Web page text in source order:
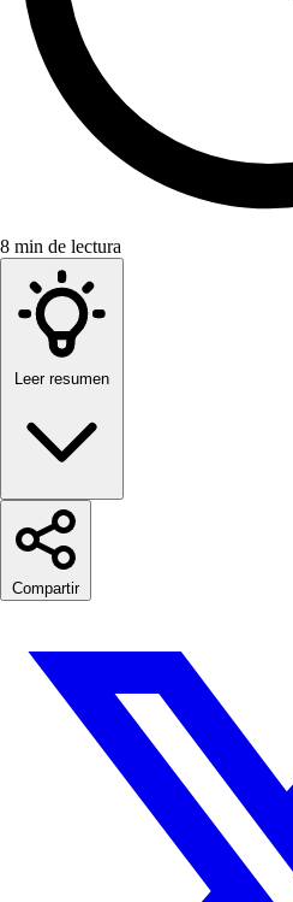
8 min de lectura
Leer resumen
Compartir